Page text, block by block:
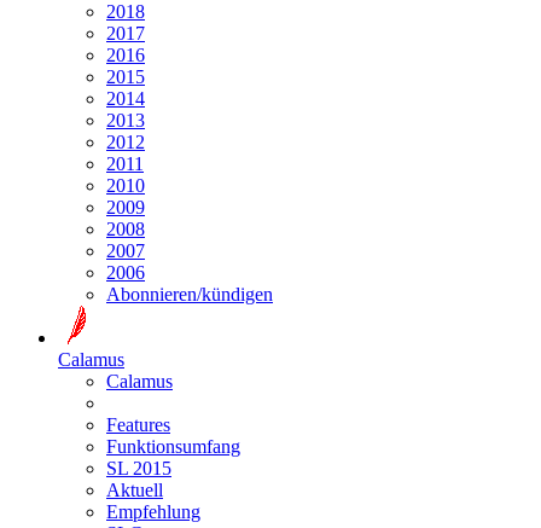
2018
2017
2016
2015
2014
2013
2012
2011
2010
2009
2008
2007
2006
Abonnieren/kündigen
Calamus
Calamus
Features
Funktionsumfang
SL 2015
Aktuell
Empfehlung